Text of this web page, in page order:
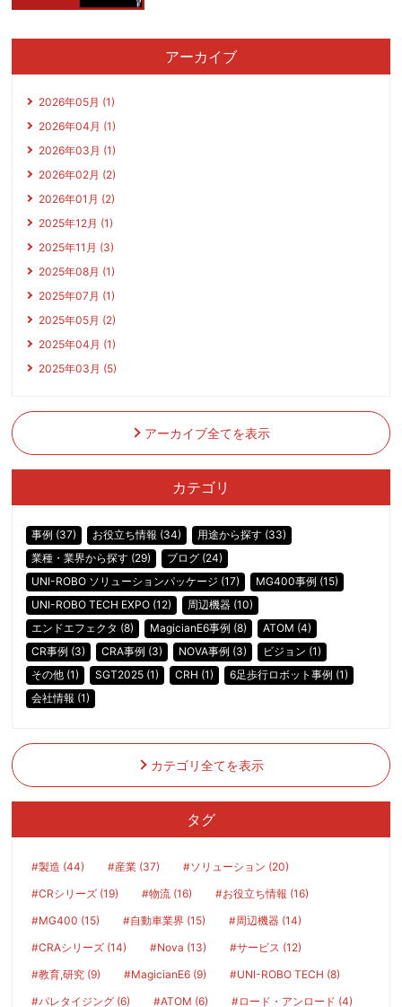
アーカイブ
2026年05月 (1)
2026年04月 (1)
2026年03月 (1)
2026年02月 (2)
2026年01月 (2)
2025年12月 (1)
2025年11月 (3)
2025年08月 (1)
2025年07月 (1)
2025年05月 (2)
2025年04月 (1)
2025年03月 (5)
アーカイブ全てを表示
カテゴリ
事例 (37) お役立ち情報 (34)
用途から探す (33)
業種・業界から探す (29)
ブログ (24)
UNI-ROBO ソリューションパッケージ (17)
MG400事例 (15)
UNI-ROBO TECH EXPO (12)
周辺機器 (10)
エンドエフェクタ (8)
MagicianE6事例 (8)
ATOM (4)
CR事例 (3)
CRA事例 (3) NOVA事例 (3)
ビジョン (1)
その他 (1)
SGT2025 (1) CRH (1)
6足歩行ロボット事例 (1)
会社情報 (1)
カテゴリ全てを表示
タグ
#製造 (44) #産業 (37)
#ソリューション (20)
#CRシリーズ (19)
#物流 (16)
#お役立ち情報 (16)
#MG400 (15)
#自動車業界 (15)
#周辺機器 (14)
#CRAシリーズ (14)
#Nova (13)
#サービス (12)
#教育,研究 (9)
#MagicianE6 (9)
#UNI-ROBO TECH (8)
#パレタイジング (6)
#ATOM (6)
#ロード・アンロード (4)